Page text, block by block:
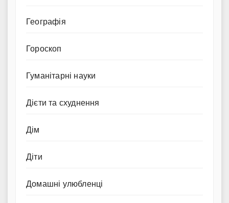
Географія
Гороскоп
Гуманітарні науки
Дієти та схуднення
Дім
Діти
Домашні улюбленці